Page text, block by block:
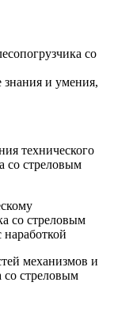
со
знания и умения,
технического
со стреловым
со стреловым
механизмов и
со стреловым